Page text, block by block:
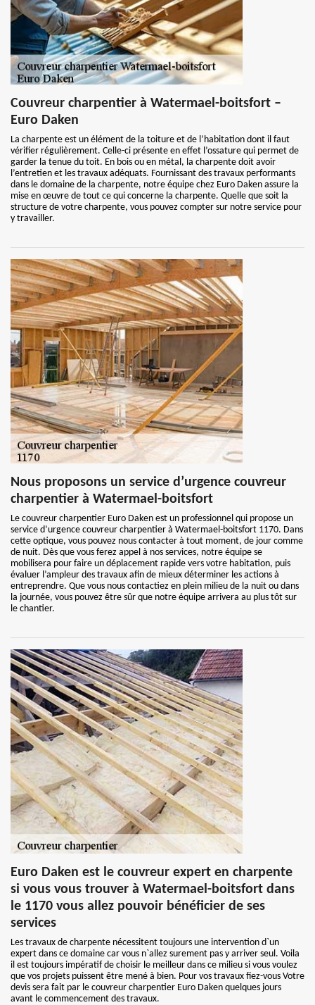
Couvreur charpentier à Watermael-boitsfort –
Euro Daken
La charpente est un élément de la toiture et de l’habitation dont il faut
vérifier régulièrement. Celle-ci présente en effet l’ossature qui permet de
garder la tenue du toit. En bois ou en métal, la charpente doit avoir
l’entretien et les travaux adéquats. Fournissant des travaux performants
dans le domaine de la charpente, notre équipe chez Euro Daken assure la
mise en œuvre de tout ce qui concerne la charpente. Quelle que soit la
structure de votre charpente, vous pouvez compter sur notre service pour
y travailler.
Nous proposons un service d’urgence couvreur
charpentier à Watermael-boitsfort
Le couvreur charpentier Euro Daken est un professionnel qui propose un
service d’urgence couvreur charpentier à Watermael-boitsfort 1170. Dans
cette optique, vous pouvez nous contacter à tout moment, de jour comme
de nuit. Dès que vous ferez appel à nos services, notre équipe se
mobilisera pour faire un déplacement rapide vers votre habitation, puis
évaluer l’ampleur des travaux afin de mieux déterminer les actions à
entreprendre. Que vous nous contactiez en plein milieu de la nuit ou dans
la journée, vous pouvez être sûr que notre équipe arrivera au plus tôt sur
le chantier.
Euro Daken est le couvreur expert en charpente
si vous vous trouver à Watermael-boitsfort dans
le 1170 vous allez pouvoir bénéficier de ses
services
Les travaux de charpente nécessitent toujours une intervention d`un
expert dans ce domaine car vous n`allez surement pas y arriver seul. Voila
il est toujours impératif de choisir le meilleur dans ce milieu si vous voulez
que vos projets puissent être mené à bien. Pour vos travaux fiez-vous Votre
devis sera fait par le couvreur charpentier Euro Daken quelques jours
avant le commencement des travaux.